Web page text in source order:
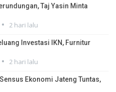
Taj Yasin Minta
2 hari lalu
Investasi IKN, Furnitur
2 hari lalu
Ekonomi Jateng Tuntas,